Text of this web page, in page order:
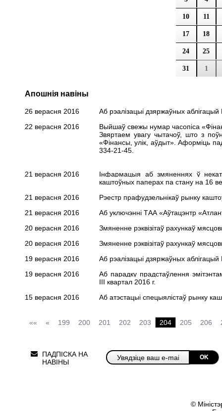
10 11
17 18
24 25
31 1
Апошнія навіны
26 верасня 2016
Аб рэалізацыі дзяржаўных
22 верасня 2016
Выйшаў свежы нумар часопіса
Звяртаем увагу чытачоў, што з
«Фінансы, улік, аўдыт». Аформіць
334-21-45.
21 верасня 2016
Інфармацыя аб змяненнях ў
каштоўных паперах па стану на 16
21 верасня 2016
Рэестр прафудзельнікаў рынку
21 верасня 2016
Аб уключэнні ТАА «Аўтацэнтр
20 верасня 2016
Змяненне рэквізітаў рахункаў
20 верасня 2016
Змяненне рэквізітаў рахункаў
19 верасня 2016
Аб рэалізацыі дзяржаўных
19 верасня 2016
Аб парадку прадстаўлення
III квартал 2016 г.
15 верасня 2016
Аб атэстацыі спецыялістаў рынку
«« « 199 200 201 202 203 204 205 206
ПАДПІСКА НА
НАВІНЫ
OK
©